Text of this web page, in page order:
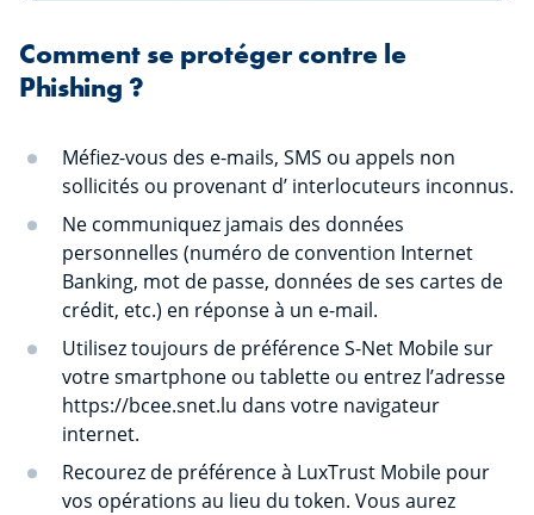
Comment se protéger contre le
Phishing ?
Méfiez-vous des e-mails, SMS ou appels non
sollicités ou provenant d’ interlocuteurs inconnus.
Ne communiquez jamais des données
personnelles (numéro de convention Internet
Banking, mot de passe, données de ses cartes de
crédit, etc.) en réponse à un e-mail.
Utilisez toujours de préférence S-Net Mobile sur
votre smartphone ou tablette ou entrez l’adresse
https://bcee.snet.lu dans votre navigateur
internet.
Recourez de préférence à LuxTrust Mobile pour
vos opérations au lieu du token. Vous aurez